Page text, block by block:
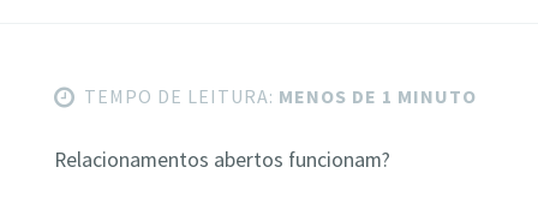
TEMPO DE LEITURA: MENOS DE 1 MINUTO
Relacionamentos abertos funcionam?